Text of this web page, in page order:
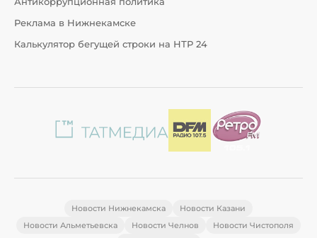
Реклама в Нижнекамске
Калькулятор бегущей строки на НТР 24
Новости Нижнекамска
Новости Казани
Новости Альметьевска
Новости Челнов
Новости Чистополя